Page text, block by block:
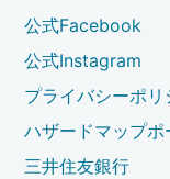
公式Facebook
公式Instagram
プライバシーポリ
ハザードマップポ
三井住友銀行